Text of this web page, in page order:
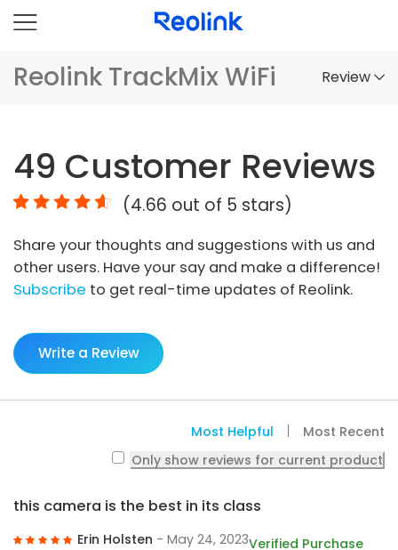
Reolink TrackMix WiFi Review
Comparison
Accessories
Video
Specs
FAQs
49 Customer Reviews
(4.66 out of 5 stars)
Share your thoughts and suggestions with us and
other users. Have your say and make a difference!
Subscribe to get real-time updates of Reolink.
Write a Review
Most Helpful
Most Recent
Only show reviews for current product
this camera is the best in its class
Erin Holsten - May 24, 2023Verified Purchase